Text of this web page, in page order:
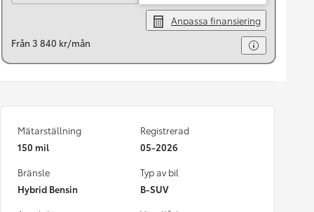
Anpassa finansiering
Från 3 840 kr/mån
Mätarställning
150 mil
Registrerad
05-2026
Bränsle
Hybrid Bensin
Typ av bil
B-SUV